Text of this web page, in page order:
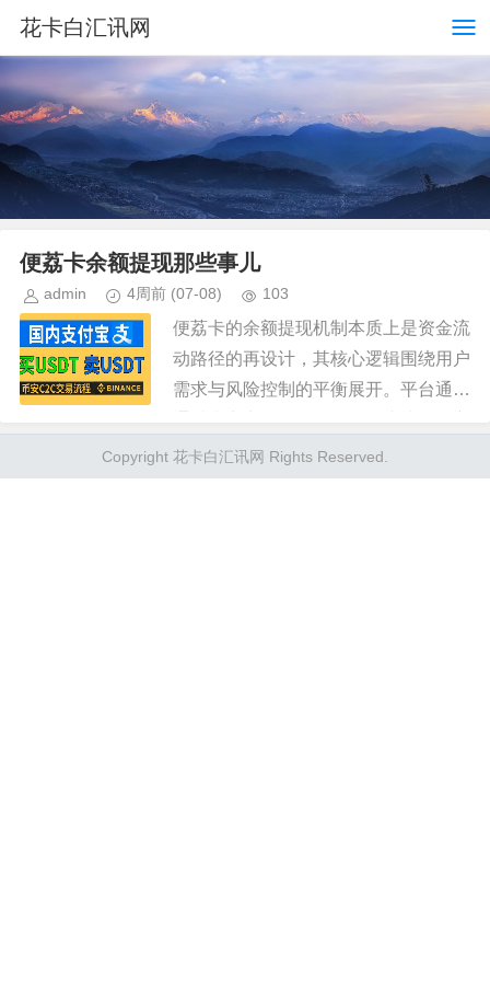
花卡白汇讯网
便荔卡余额提现那些事儿
admin 4周前 (07-08) 103
便荔卡的余额提现机制本质上是资金流
动路径的再设计，其核心逻辑围绕用户
需求与风险控制的平衡展开。平台通常
支付工具实现资金转移，这一过程既涉
及金融合规要求，也暗含对用户行...
Copyright 花卡白汇讯网 Rights Reserved.